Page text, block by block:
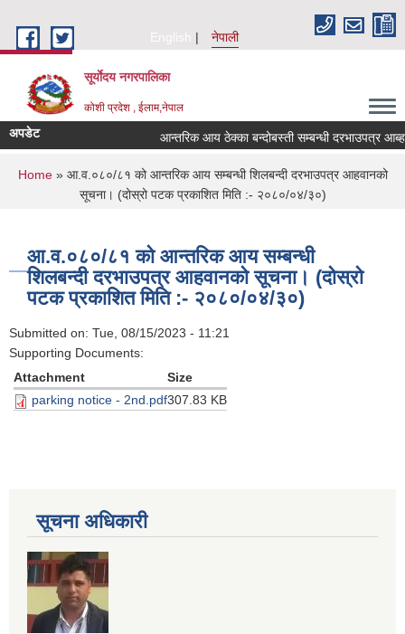
English
नेपाली
सूर्याेदय नगरपालिका
कोशी प्रदेश , ईलाम,नेपाल
अपडेट आन्तरिक आय ठेक्का बन्दोबस्ती सम्बन्धी दरभाउपत्र
You are here
Home» आ.व.०८०/८१ को आन्तरिक आय सम्बन्धी शिलबन्दी दरभाउपत्र आहवानको
सूचना। (दोस्रो पटक प्रकाशित मिति :- २०८०/०४/३०)
आ.व.०८०/८१ को आन्तरिक आय सम्बन्धी
शिलबन्दी दरभाउपत्र आहवानको सूचना। (दोस्रो
पटक प्रकाशित मिति :- २०८०/०४/३०)
Submitted on: Tue, 08/15/2023 - 11:21
Supporting Documents:
Attachment
Size
parking notice - 2nd.pdf307.83 KB
सूचना अधिकारी